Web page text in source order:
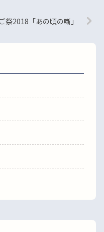
祭2018「あの頃の噺」